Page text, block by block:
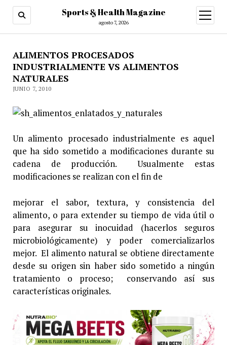
Sports & Health Magazine
agosto 7, 2026
abrir
menú
ALIMENTOS PROCESADOS
INDUSTRIALMENTE VS ALIMENTOS
NATURALES
JUNIO 7, 2010
Un alimento procesado industrialmente es aquel
que ha sido sometido a modificaciones durante su
cadena de producción. Usualmente estas
modificaciones se realizan con el fin de
mejorar el sabor, textura, y consistencia del
alimento, o para extender su tiempo de vida útil o
para asegurar su inocuidad (hacerlos seguros
microbiológicamente) y poder comercializarlos
mejor. El alimento natural se obtiene directamente
desde su origen sin haber sido sometido a ningún
tratamiento o proceso; conservando así sus
características originales.